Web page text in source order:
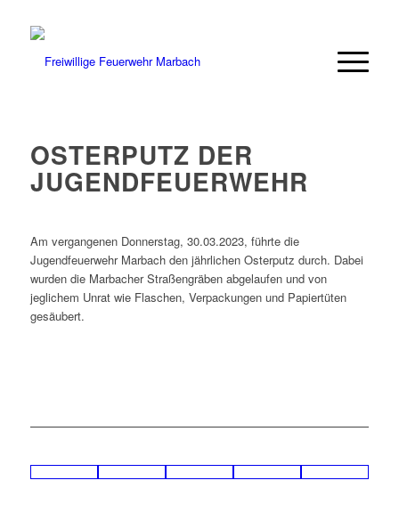
OSTERPUTZ DER
JUGENDFEUERWEHR
Am vergangenen Donnerstag, 30.03.2023, führte die
Jugendfeuerwehr Marbach den jährlichen Osterputz durch. Dabei
wurden die Marbacher Straßengräben abgelaufen und von
jeglichem Unrat wie Flaschen, Verpackungen und Papiertüten
gesäubert.